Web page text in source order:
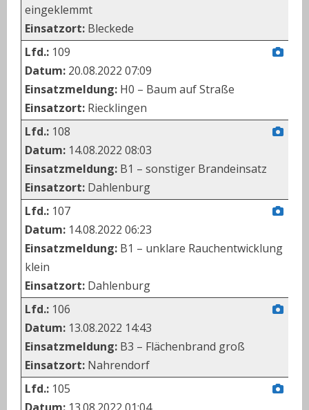
eingeklemmt
Einsatzort: Bleckede
Lfd.: 109
Datum: 20.08.2022 07:09
Einsatzmeldung: H0 – Baum auf Straße
Einsatzort: Riecklingen
Lfd.: 108
Datum: 14.08.2022 08:03
Einsatzmeldung: B1 – sonstiger Brandeinsatz
Einsatzort: Dahlenburg
Lfd.: 107
Datum: 14.08.2022 06:23
Einsatzmeldung: B1 – unklare Rauchentwicklung
klein
Einsatzort: Dahlenburg
Lfd.: 106
Datum: 13.08.2022 14:43
Einsatzmeldung: B3 – Flächenbrand groß
Einsatzort: Nahrendorf
Lfd.: 105
Datum: 13.08.2022 01:04